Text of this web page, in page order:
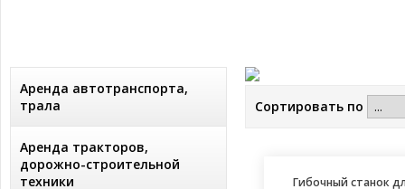
Аренда автотранспорта,
трала
Аренда тракторов,
дорожно-строительной
техники
Сортировать по
Гибочный станок